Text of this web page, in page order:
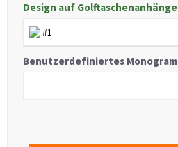
Design auf
#1
Benutzerdefiniertes